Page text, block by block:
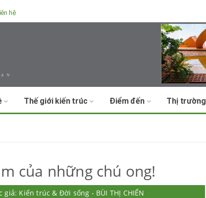
hệ
Thế giới kiến trúc Điểm đến Thị trường
của những chú ong!
giả: Kiến trúc & Đời sống - BÙI THỊ CHIẾN